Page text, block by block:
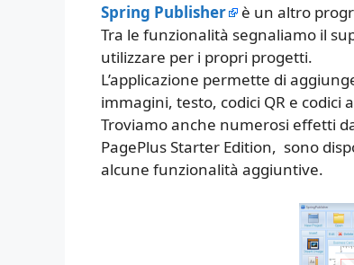
Spring Publisher
è un altro
Tra le funzionalità segnaliamo il
utilizzare per i propri progetti.
L’applicazione permette di
immagini, testo, codici QR e
Troviamo anche numerosi effetti
PagePlus Starter Edition, sono
alcune funzionalità aggiuntive.